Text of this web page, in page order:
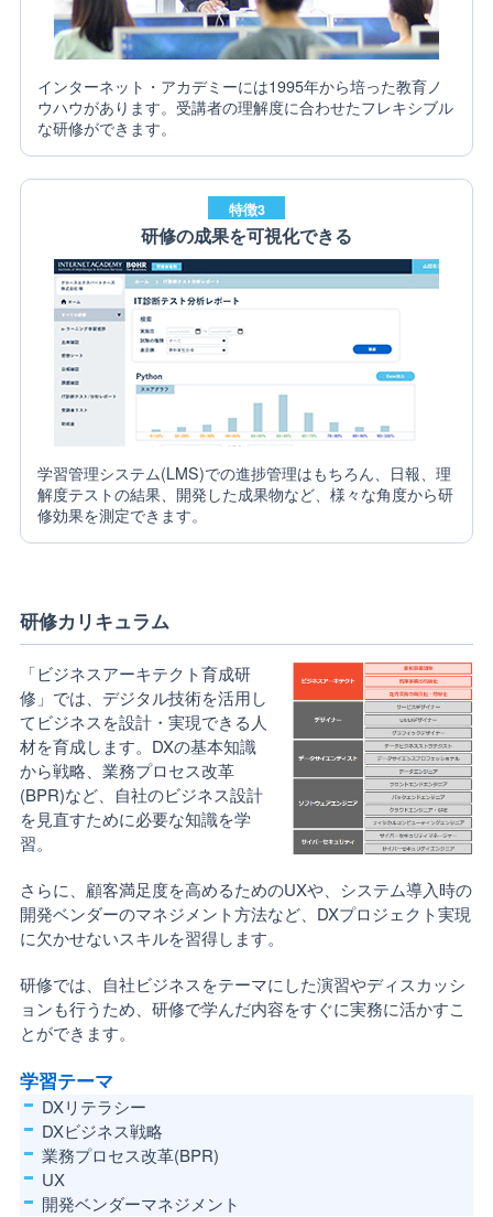
インターネット・アカデミーには1995年から培った教育ノ
ウハウがあります。受講者の理解度に合わせたフレキシブル
な研修ができます。
特徴3
研修の成果を可視化できる
学習管理システム(LMS)での進捗管理はもちろん、日報、理
解度テストの結果、開発した成果物など、様々な角度から研
修効果を測定できます。
研修カリキュラム
「ビジネスアーキテクト育成研
修」では、デジタル技術を活用し
てビジネスを設計・実現できる人
材を育成します。DXの基本知識
から戦略、業務プロセス改革
(BPR)など、自社のビジネス設計
を見直すために必要な知識を学
習。
さらに、顧客満足度を高めるためのUXや、システム導入時の
開発ベンダーのマネジメント方法など、DXプロジェクト実現
に欠かせないスキルを習得します。
研修では、自社ビジネスをテーマにした演習やディスカッシ
ョンも行うため、研修で学んだ内容をすぐに実務に活かすこ
とができます。
学習テーマ
DXリテラシー
DXビジネス戦略
業務プロセス改革(BPR)
UX
開発ベンダーマネジメント